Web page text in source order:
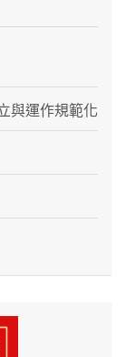
與運作規範化